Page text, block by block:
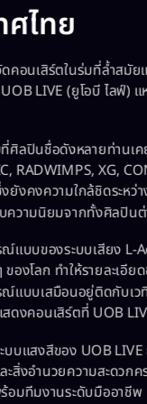
ศไทย
อนเสิร์ตในร่มที่ล้ำสมัย
LIVE (ยูโอบี ไลฟ์)
ศิลปินชื่อดังหลายท่านเ
RADWIMPS, XG,
งคงความใกล้ชิดระห
ความนิยมจากทั้งศิลปิน
บบของระบบเสียง L-
งโลก ทำให้รายละเอี
แบบเสมือนอยู่ติดกับเว
ดงคอนเสิร์ตที่ UOB
บแสงสีของ UOB
งอำนวยความสะดวกค
อมทีมงานระดับมืออาชีพ